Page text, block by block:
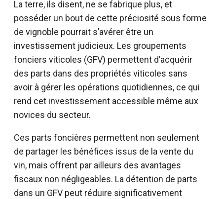
La terre, ils disent, ne se fabrique plus, et
posséder un bout de cette préciosité sous forme
de vignoble pourrait s’avérer être un
investissement judicieux. Les groupements
fonciers viticoles (GFV) permettent d’acquérir
des parts dans des propriétés viticoles sans
avoir à gérer les opérations quotidiennes, ce qui
rend cet investissement accessible même aux
novices du secteur.
Ces parts foncières permettent non seulement
de partager les bénéfices issus de la vente du
vin, mais offrent par ailleurs des avantages
fiscaux non négligeables. La détention de parts
dans un GFV peut réduire significativement